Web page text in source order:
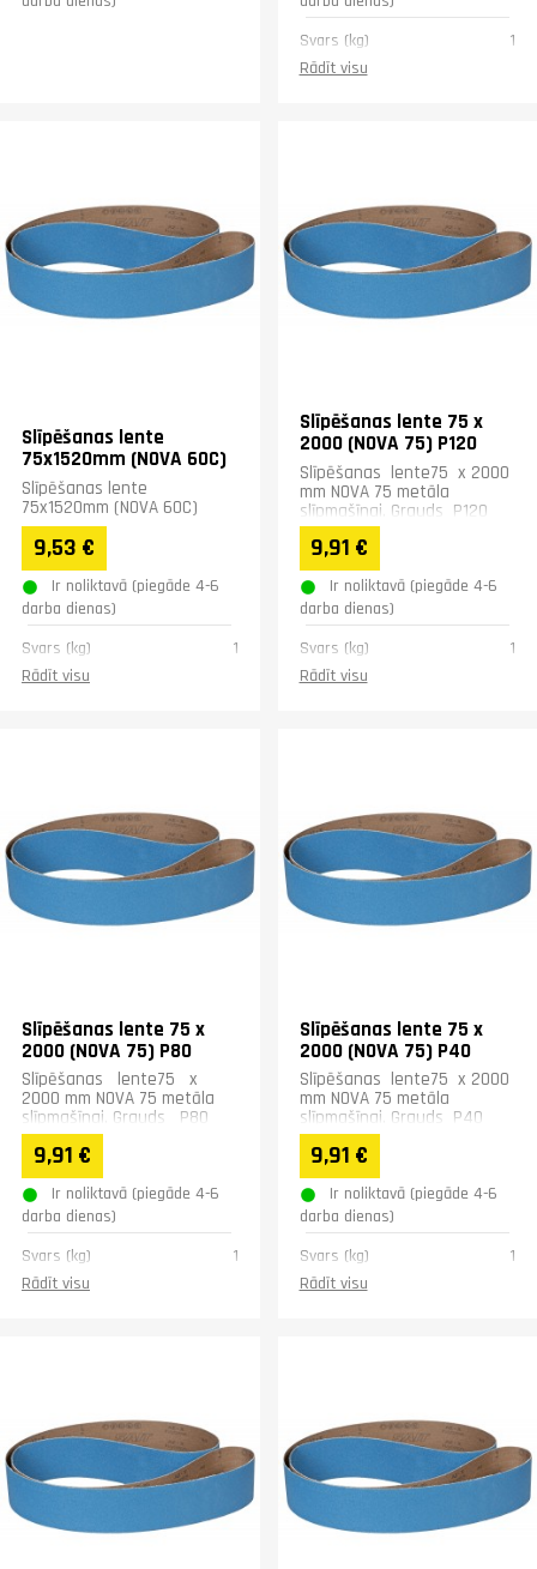
Svars (kg)
1
Rādīt visu
Slīpēšanas lente
75x1520mm (NOVA 60C)
Slīpēšanas lente
75x1520mm (NOVA 60C)
9,53 €
Ir noliktavā (piegāde 4-6
darba dienas)
Svars (kg)
1
Rādīt visu
Slīpēšanas lente 75 x
2000 (NOVA 75) P120
Slīpēšanas lente75 x 2000
mm NOVA 75 metāla
slīpmašīnai. Grauds P120
9,91 €
Ir noliktavā (piegāde 4-6
darba dienas)
Svars (kg)
1
Rādīt visu
Slīpēšanas lente 75 x
2000 (NOVA 75) P80
Slīpēšanas lente75 x
2000 mm NOVA 75 metāla
slīpmašīnai. Grauds P80
9,91 €
Ir noliktavā (piegāde 4-6
darba dienas)
Svars (kg)
1
Rādīt visu
Slīpēšanas lente 75 x
2000 (NOVA 75) P40
Slīpēšanas lente75 x 2000
mm NOVA 75 metāla
slīpmašīnai. Grauds P40
9,91 €
Ir noliktavā (piegāde 4-6
darba dienas)
Svars (kg)
1
Rādīt visu